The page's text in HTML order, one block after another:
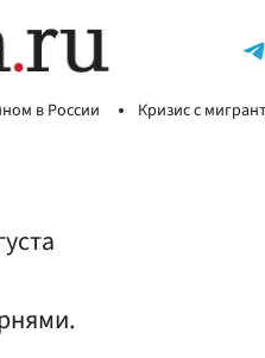
в России Кризис с